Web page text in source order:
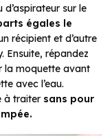
sur le
égales le
récipient et d’autre
Ensuite, répandez
la moquette avant
avec l’eau.
à traiter sans pour